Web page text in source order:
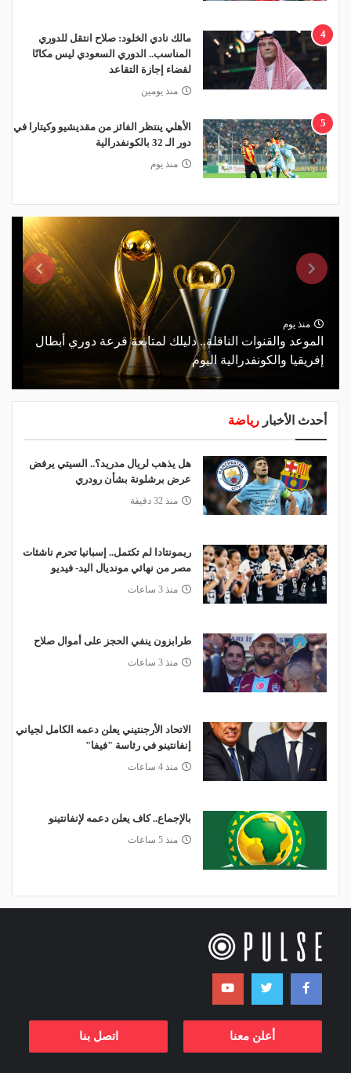
4
مالك نادي الخلود: صلاح انتقل للدوري
المناسب.. الدوري السعودي ليس مكانًا
لقضاء إجازة التقاعد
منذ يومين
5
الأهلي ينتظر الفائز من مقديشيو وكيتارا في
دور الـ 32 بالكونفدرالية
منذ يوم
منذ يوم
الموعد والقنوات الناقلة.. دليلك لمتابعة قرعة دوري أبطال
إفريقيا والكونفدرالية اليوم
أحدث الأخبار رياضة
هل يذهب لريال مدريد؟.. السيتي يرفض
عرض برشلونة بشأن رودري
منذ 32 دقيقة
ريمونتادا لم تكتمل.. إسبانيا تحرم ناشئات
مصر من نهائي مونديال اليد- فيديو
منذ 3 ساعات
طرابزون ينفي الحجز على أموال صلاح
منذ 3 ساعات
الاتحاد الأرجنتيني يعلن دعمه الكامل لجياني
إنفانتينو في رئاسة "فيفا"
منذ 4 ساعات
بالإجماع.. كاف يعلن دعمه لإنفانتينو
منذ 5 ساعات
أعلن معنا اتصل بنا